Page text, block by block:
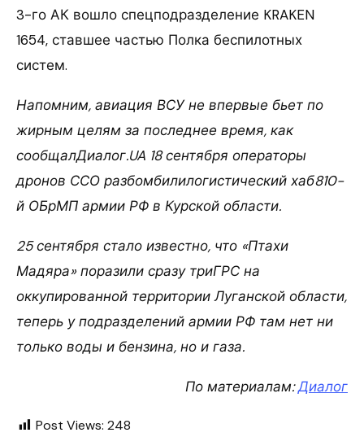
3-го АК вошло спецподразделение KRAKEN
1654, ставшее частью Полка беспилотных
систем.
Напомним, авиация ВСУ не впервые бьет по
жирным целям за последнее время, как
сообщалДиалог.UA 18 сентября операторы
дронов ССО разбомбилилогистический хаб810-
й ОБрМП армии РФ в Курской области.
25 сентября стало известно, что «Птахи
Мадяра» поразили сразу триГРС на
оккупированной территории Луганской области,
теперь у подразделений армии РФ там нет ни
только воды и бензина, но и газа.
По материалам:Диалог
Post Views: 248